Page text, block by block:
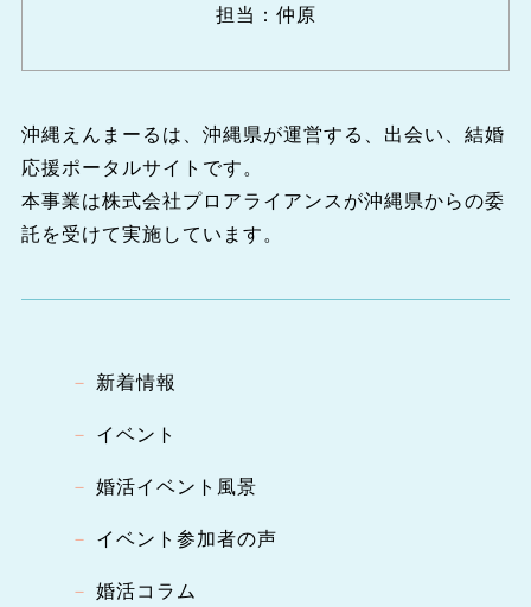
担当：仲原
沖縄えんまーるは、沖縄県が運営する、出会い、結婚
応援ポータルサイトです。
本事業は株式会社プロアライアンスが沖縄県からの委
託を受けて実施しています。
新着情報
イベント
婚活イベント風景
イベント参加者の声
婚活コラム